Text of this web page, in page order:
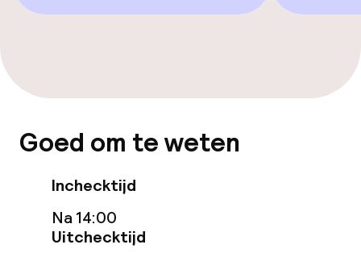
Entertainment
Betaalde wifi
Eet- en drinkgelegenheden
Goed om te weten
Inchecktijd
Na 14:00
Uitchecktijd